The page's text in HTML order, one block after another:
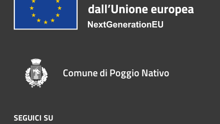
Comune di Poggio Nativo
SEGUICI SU